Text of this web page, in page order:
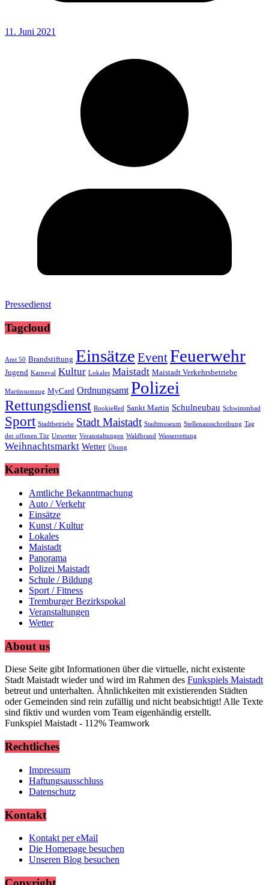
11. Juni 2021
Pressedienst
Tagcloud
Amt 50 Brandstiftung Einsätze EventFeuerwehr
Jugend Karneval Kultur Lokales Maistadt Maistadt Verkehrsbetriebe
Martinsumzug MyCard Ordnungsamt Polizei
Rettungsdienst RookieRed Sankt Martin Schulneubau Schwimmbad
Sport Stadtbetriebe Stadt Maistadt Stadtmuseum Stellenausschreibung Tag
der offenen Tür Unwetter Veranstaltungen Waldbrand Wasserrettung
Weihnachtsmarkt Wetter Übung
Kategorien
Amtliche Bekanntmachung
Auto / Verkehr
Einsätze
Kunst / Kultur
Lokales
Maistadt
Panorama
Polizei Maistadt
Schule / Bildung
Sport / Fitness
Tremburger Bezirkspokal
Veranstaltungen
Wetter
About us
Diese Seite gibt Informationen über die virtuelle, nicht existente
Stadt Maistadt wieder und wird im Rahmen des Funkspiels Maistadt
betreut und unterhalten. Ähnlichkeiten mit existierenden Städten
oder Gemeinden sind rein zufällig und nicht beabsichtigt! Alle Texte
sind fiktiv und wurden vom Team eigenhändig erstellt.
Funkspiel Maistadt - 112% Teamwork
Rechtliches
Impressum
Haftungsausschluss
Datenschutz
Kontakt
Kontakt per eMail
Die Homepage besuchen
Unseren Blog besuchen